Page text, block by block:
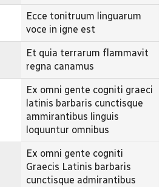
Ecce tonitruum linguarum
voce in igne est
Et quia terrarum flammavit
regna canamus
Ex omni gente cogniti graeci
latinis barbaris cunctisque
ammirantibus linguis
loquuntur omnibus
Ex omni gente cogniti
Graecis Latinis barbaris
cunctisque admirantibus